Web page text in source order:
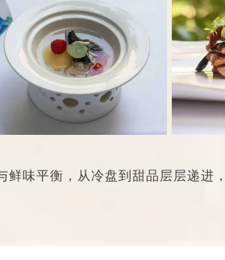
鲜味平衡，从冷盘到甜品层层递进